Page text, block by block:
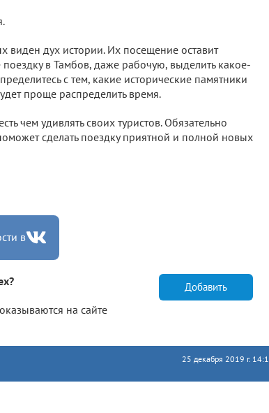
виден дух истории. Их посещение оставит
в Тамбов, даже рабочую, выделить какое-
с тем, какие исторические памятники
проще распределить время.
чем удивлять своих туристов. Обязательно
сделать поездку приятной и полной новых
в
на сайте
Добавить
25 декабря 2019 г.